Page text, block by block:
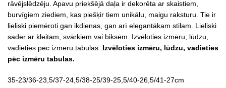
rāvējslēdzēju. Apavu priekšējā daļa ir dekorēta ar skaistiem,
burvīgiem ziediem, kas piešķir tiem unikālu, maigu raksturu. Tie ir
lieliski piemēroti gan ikdienas, gan arī elegantākam stilam. Lieliski
sader ar kleitām, svārkiem vai biksēm. Izvēloties izmēru, lūdzu,
vadieties pēc izmēru tabulas. Izvēloties izmēru, lūdzu, vadieties
pēc izmēru tabulas.
35-23/36-23,5/37-24,5/38-25/39-25,5/40-26,5/41-27cm